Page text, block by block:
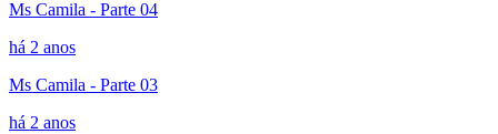
Ms Camila - Parte 04
há 2 anos
Ms Camila - Parte 03
há 2 anos